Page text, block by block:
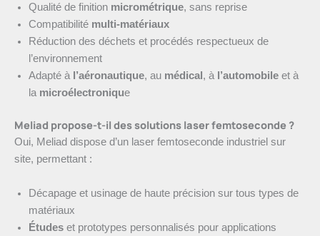
Qualité de finition micrométrique, sans reprise
Compatibilité multi-matériaux
Réduction des déchets et procédés respectueux de
l’environnement
Adapté à l’aéronautique, au médical, à l’automobile et à
la microélectronique
Meliad propose-t-il des solutions laser femtoseconde ?
Oui, Meliad dispose d’un laser femtoseconde industriel sur
site, permettant :
Décapage et usinage de haute précision sur tous types de
matériaux
Études et prototypes personnalisés pour applications